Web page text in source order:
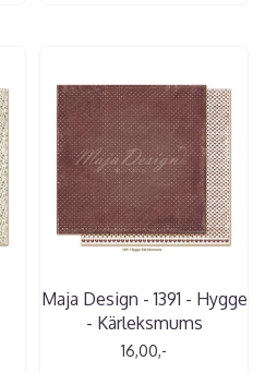
Maja Design - 1391 - Hygge
- Kärleksmums
16,00,-